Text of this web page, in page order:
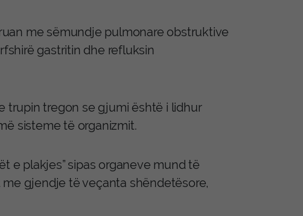
me sëmundje pulmonare obstruktive
gastritin dhe refluksin
trupin tregon se gjumi është i lidhur
sisteme të organizmit.
e plakjes” sipas organeve mund të
gjendje të veçanta shëndetësore,